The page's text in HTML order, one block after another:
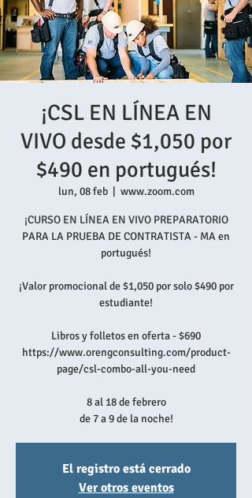
¡CSL EN LÍNEA EN
VIVO desde $1,050 por
$490 en portugués!
lun, 08 feb
  |
www.zoom.com
¡CURSO EN LÍNEA EN VIVO PREPARATORIO
PARA LA PRUEBA DE CONTRATISTA - MA en
portugués!
¡Valor promocional de $1,050 por solo $490 por
estudiante!
Libros y folletos en oferta - $690
https://www.orengconsulting.com/product-
page/csl-combo-all-you-need
8 al 18 de febrero
de 7 a 9 de la noche!
El registro está cerrado
Ver otros eventos